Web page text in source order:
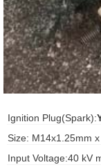
schroder
Fiorentini
Ignition Plug(Spark):
Size: M14x1.25mm
Input Voltage:40 kV